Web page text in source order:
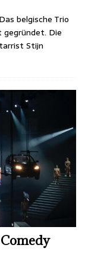
belgische Trio
gegründet. Die
Stijn